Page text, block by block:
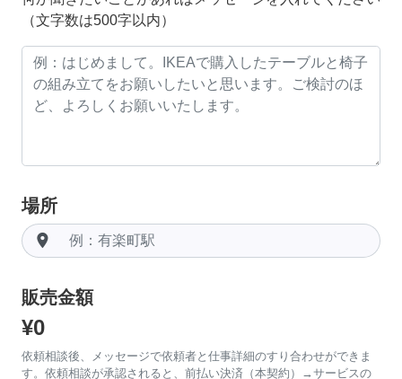
（文字数は500字以内）
場所
room
販売金額
¥0
依頼相談後、メッセージで依頼者と仕事詳細のすり合わせができま
す。依頼相談が承認されると、前払い決済（本契約）→サービスの